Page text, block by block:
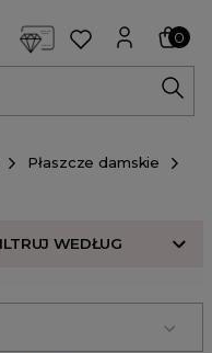
0
Płaszcze damskie
WEDŁUG